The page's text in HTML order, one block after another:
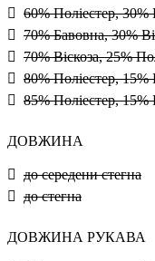
60% Поліестер, 30%
70% Бавовна, 30%
70% Віскоза, 25%
80% Поліестер, 15%
85% Поліестер, 15%
ДОВЖИНА
до середени стегна
до стегна
ДОВЖИНА РУКАВА